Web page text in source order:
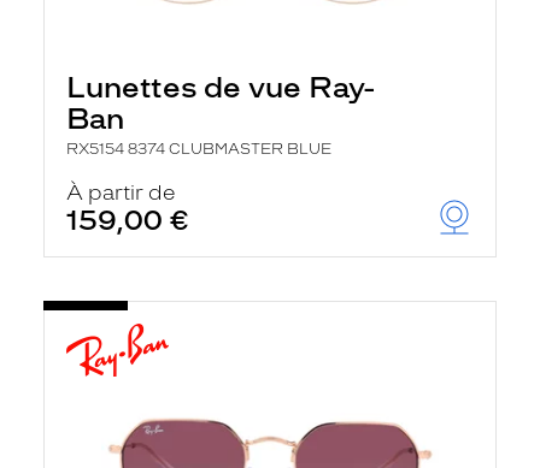
Lunettes de vue Ray-
Ban
RX5154 8374 CLUBMASTER BLUE
À partir de
159,00 €